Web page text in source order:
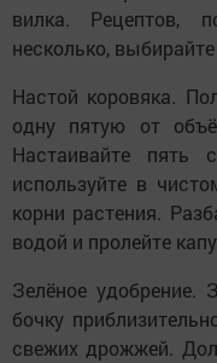
вилка. Рецептов,
несколько,
Настой коровяка.
одну пятую от
Настаивайте пять
используйте в
корни растения.
водой и пролейте
Зелёное удобрение.
бочку
свежих дрожжей.